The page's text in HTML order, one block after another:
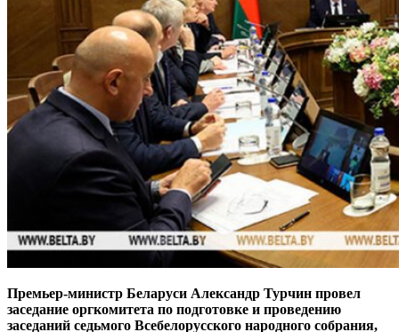
Премьер-министр Беларуси Александр Турчин провел
заседание оргкомитета по подготовке и проведению
заседаний седьмого Всебелорусского народного собрания,